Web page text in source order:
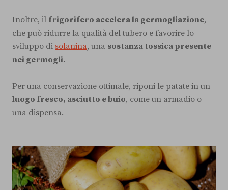
Inoltre, il frigorifero accelera la germogliazione,
che può ridurre la qualità del tubero e favorire lo
sviluppo di solanina, una sostanza tossica presente
nei germogli.
Per una conservazione ottimale, riponi le patate in un
luogo fresco, asciutto e buio, come un armadio o
una dispensa.